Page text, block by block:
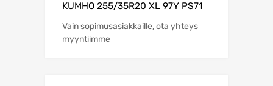
KUMHO 255/35R20 XL 97Y PS71
Vain sopimusasiakkaille, ota yhteys
myyntiimme